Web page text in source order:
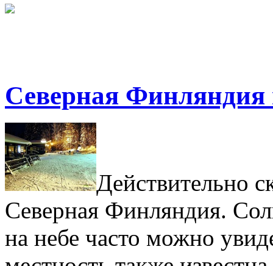
Северная
Действительно
Северная Финляндия.
на небе часто можно